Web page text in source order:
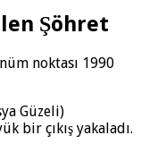
Şöhret
noktası 1990
Güzeli)
bir çıkış yakaladı.